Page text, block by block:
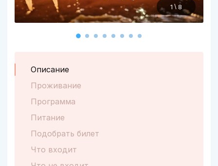
1 \ 8
Описание
Проживание
Программа
Питание
Подобрать билет
Что входит